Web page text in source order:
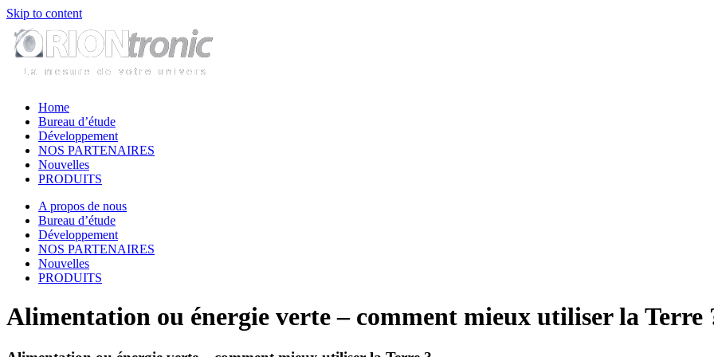
Skip to content
Home
Bureau d’étude
Développement
NOS PARTENAIRES
Nouvelles
PRODUITS
A propos de nous
Bureau d’étude
Développement
NOS PARTENAIRES
Nouvelles
PRODUITS
Alimentation ou énergie verte – comment mieux utiliser la Terre